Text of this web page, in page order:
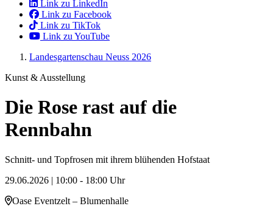
Link zu LinkedIn
Link zu Facebook
Link zu TikTok
Link zu YouTube
Landesgartenschau Neuss 2026
Kunst & Ausstellung
Die Rose rast auf die
Rennbahn
Schnitt- und Topfrosen mit ihrem blühenden Hofstaat
29.06.2026 | 10:00 - 18:00 Uhr
Oase Eventzelt – Blumenhalle